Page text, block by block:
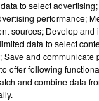
to select
performance;
sources; Develop
data to select
and
offer following
and combine data